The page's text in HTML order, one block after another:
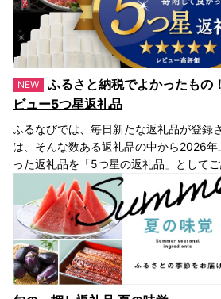
ふるさと納税でよかったもの
ビュー5つ星返礼品
ふるなびでは、毎日新たな返礼品が登録
は、そんな数ある返礼品の中から2026
った返礼品を「5つ星の返礼品」としてご